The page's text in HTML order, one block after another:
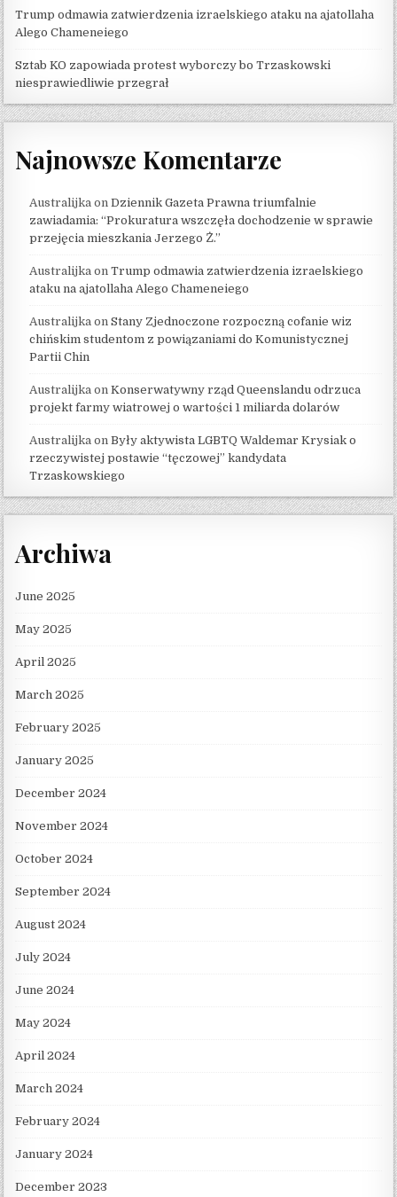
Trump odmawia zatwierdzenia izraelskiego ataku na ajatollaha
Alego Chameneiego
Sztab KO zapowiada protest wyborczy bo Trzaskowski
niesprawiedliwie przegrał
Najnowsze Komentarze
Australijka onDziennik Gazeta Prawna triumfalnie
zawiadamia: “Prokuratura wszczęła dochodzenie w sprawie
przejęcia mieszkania Jerzego Ż.”
Australijka onTrump odmawia zatwierdzenia izraelskiego
ataku na ajatollaha Alego Chameneiego
Australijka onStany Zjednoczone rozpoczną cofanie wiz
chińskim studentom z powiązaniami do Komunistycznej
Partii Chin
Australijka onKonserwatywny rząd Queenslandu odrzuca
projekt farmy wiatrowej o wartości 1 miliarda dolarów
Australijka onByły aktywista LGBTQ Waldemar Krysiak o
rzeczywistej postawie “tęczowej” kandydata
Trzaskowskiego
Archiwa
June 2025
May 2025
April 2025
March 2025
February 2025
January 2025
December 2024
November 2024
October 2024
September 2024
August 2024
July 2024
June 2024
May 2024
April 2024
March 2024
February 2024
January 2024
December 2023